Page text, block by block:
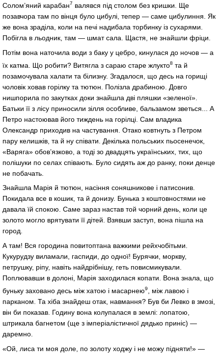
Солом’яний карабан7 валявся під столом без кришки. Ще
позавчора там по вінця було цибулі, тепер — саме цибулиння. Як
же вона зраділа, коли на печі надибала торбинку із сухарями.
Побігла в льодник, там — шмат сала. Щастя, не знайшли фріци.
Потім вона наточила води з баку у цебро, кинулася до ночов — а
їх катма. Що робити? Витягла з сараю старе жлукто8 та й
позамочувала халати та білизну. Згадалося, що десь на горищі
чоловік ховав горілку та тютюн. Полізла драбиною. Довго
нишпорила по закутках доки знайшла дві пляшки «зеленої».
Батьки її з лісу приносили зілля особливе, бальзамом зветься... А
Петро настоював його тиждень на горілці. Сам владика
Олександр приходив на частування. Отако ковтнуть з Петром
пару келишків, та й ну співати. Декілька польських пьосенечок,
«Варяга» обов’язково, а тоді зо двадцять українських, тих, що
полішуки по селах співають. Було сидять аж до ранку, поки денце
не побачать.
Знайшла Марія й тютюн, насіння соняшникове і патисонив.
Покидала все в кошик, та й донизу. Бунька з коштовностями не
давала їй спокою. Саме зараз настав той чорний день, коли це
золото могло врятувати її дітей. Взявши заступ, вона пішла на
город.
А там! Вся городина повитоптана важкими рейхчобітьми.
Кукурудзу виламали, гаспиди, до одної! Бурячки, моркву,
петрушку, ріпу, навіть найдрібнішу, геть повисмикували.
Поплювавши в долоні, Марія заходилася копати. Вона знала, що
буньку заховано десь між хатою і масарнею9
, між лавою і
парканом. Та хіба знайдеш отак, навмання? Був би Левко в змозі,
він би показав. Годину вона колупалася в землі: лопатою,
штрикала багнетом (ще з імперіалістичної дядько приніс) —
даремно.
«Ой, лиса ти моя доле, по золоту ходжу і не можу підняти!» —